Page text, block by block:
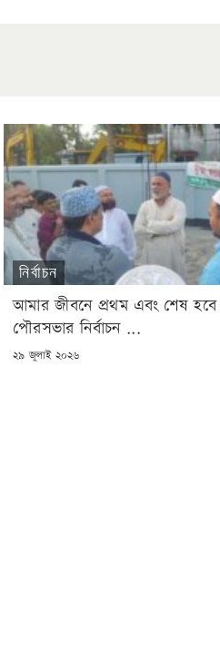
নির্বাচন
আমার জীবনে প্রথম এবং শেষ
পৌরসভার নির্বাচন ...
POSTED
২৯ জুলাই ২০২৬